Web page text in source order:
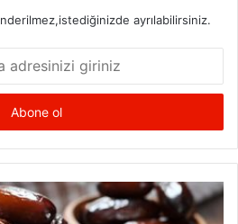
ayrılabilirsiniz.